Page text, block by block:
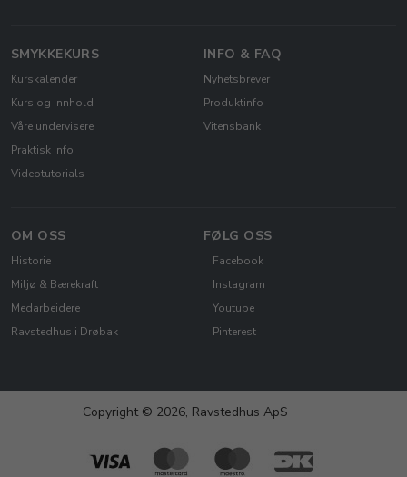
SMYKKEKURS
Kurskalender
Kurs og innhold
Våre undervisere
Praktisk info
Videotutorials
INFO & FAQ
Nyhetsbrever
Produktinfo
Vitensbank
OM OSS
Historie
Miljø & Bærekraft
Medarbeidere
Ravstedhus i Drøbak
FØLG OSS
Facebook
Instagram
Youtube
Pinterest
Copyright © 2026, Ravstedhus ApS